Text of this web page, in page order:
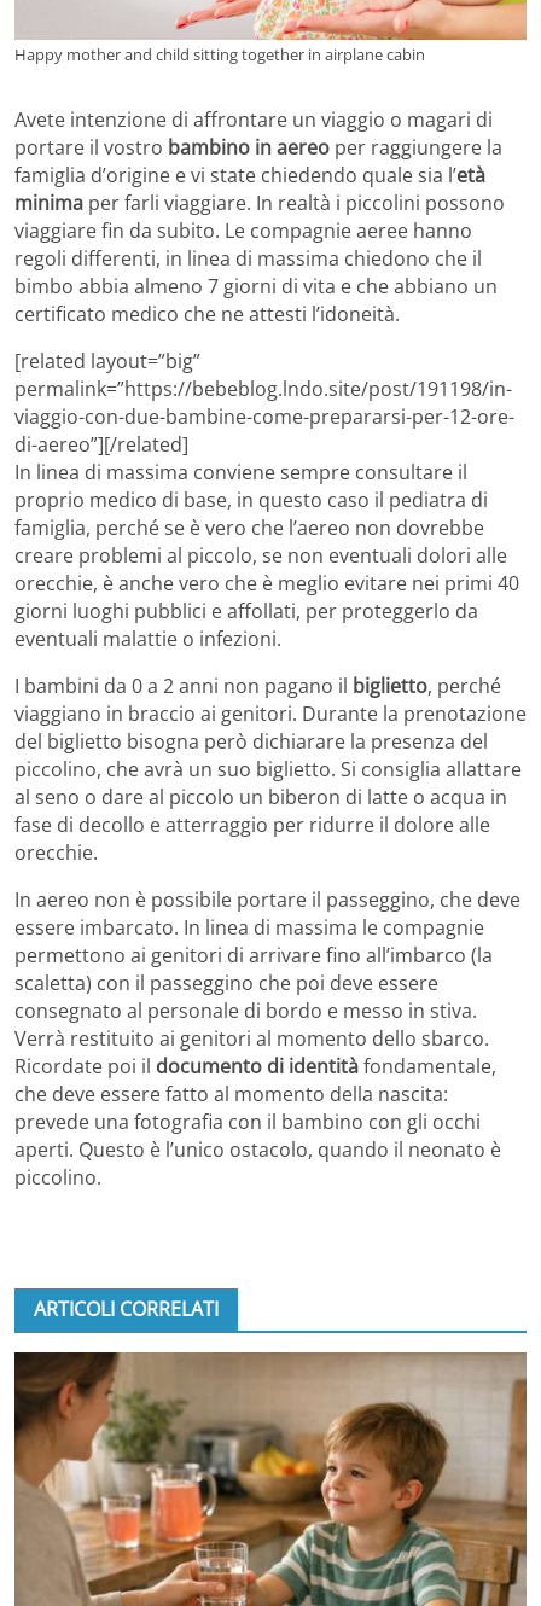
Happy mother and child sitting together in airplane cabin
Avete intenzione di affrontare un viaggio o magari di
portare il vostro bambino in aereo per raggiungere la
famiglia d’origine e vi state chiedendo quale sia l’età
minima per farli viaggiare. In realtà i piccolini possono
viaggiare fin da subito. Le compagnie aeree hanno
regoli differenti, in linea di massima chiedono che il
bimbo abbia almeno 7 giorni di vita e che abbiano un
certificato medico che ne attesti l’idoneità.
[related layout=”big”
permalink=”https://bebeblog.lndo.site/post/191198/in-
viaggio-con-due-bambine-come-prepararsi-per-12-ore-
di-aereo”][/related]
In linea di massima conviene sempre consultare il
proprio medico di base, in questo caso il pediatra di
famiglia, perché se è vero che l’aereo non dovrebbe
creare problemi al piccolo, se non eventuali dolori alle
orecchie, è anche vero che è meglio evitare nei primi 40
giorni luoghi pubblici e affollati, per proteggerlo da
eventuali malattie o infezioni.
I bambini da 0 a 2 anni non pagano il biglietto, perché
viaggiano in braccio ai genitori. Durante la prenotazione
del biglietto bisogna però dichiarare la presenza del
piccolino, che avrà un suo biglietto. Si consiglia allattare
al seno o dare al piccolo un biberon di latte o acqua in
fase di decollo e atterraggio per ridurre il dolore alle
orecchie.
In aereo non è possibile portare il passeggino, che deve
essere imbarcato. In linea di massima le compagnie
permettono ai genitori di arrivare fino all’imbarco (la
scaletta) con il passeggino che poi deve essere
consegnato al personale di bordo e messo in stiva.
Verrà restituito ai genitori al momento dello sbarco.
Ricordate poi il documento di identitàfondamentale,
che deve essere fatto al momento della nascita:
prevede una fotografia con il bambino con gli occhi
aperti. Questo è l’unico ostacolo, quando il neonato è
piccolino.
ARTICOLI CORRELATI